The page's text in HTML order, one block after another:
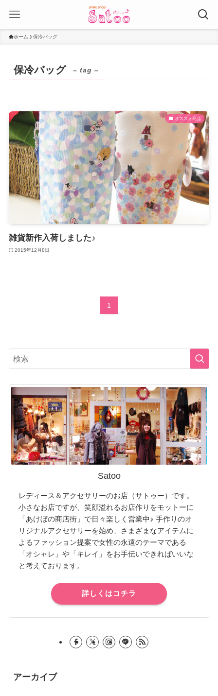
ホーム 保冷バッグ
保冷バッグ – tag –
オススメ商品
雑貨新作入荷しました♪
2015年12月8日
1
Satoo
レディース＆アクセサリーのお店（サトゥー）です。
小さなお店ですが、笑顔溢れるお店作りをモットーに
「あけぼの商店街」で日々楽しく営業中♪ 手作りのオ
リジナルアクセサリーを始め、さまざまなアイテムに
よるファッション提案で女性の永遠のテーマである
「オシャレ」や「キレイ」をお手伝いできればいいな
と考えております。
詳しくはコチラ
アーカイブ